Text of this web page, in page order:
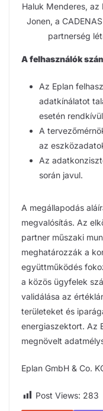
Haluk Menderes,
Jonen, a
partnerség
A felhasználók
Az Eplan
adatkínálatot
esetén
A
az
Az
során javul.
A megállapodás
megvalósítás. Az
partner műszaki
meghatározzák a
együttműködés
a közös ügyfelek
validálása az
területeket és
energiaszektort. Az
megnövelt
Eplan GmbH & Co.
Post Views: 283